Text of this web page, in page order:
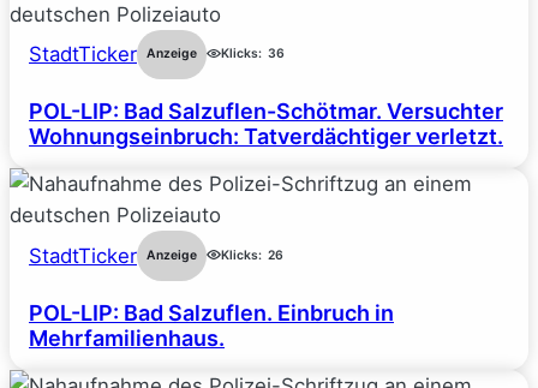
StadtTicker Anzeige Klicks: 36
POL-LIP: Bad Salzuflen-Schötmar. Versuchter
Wohnungseinbruch: Tatverdächtiger verletzt.
StadtTicker Anzeige Klicks: 26
POL-LIP: Bad Salzuflen. Einbruch in
Mehrfamilienhaus.